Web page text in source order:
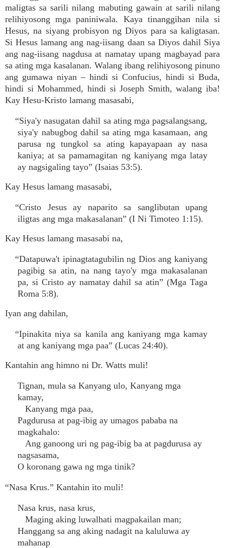
maligtas sa sarili nilang mabuting gawain at sarili nilang
relihiyosong mga paniniwala. Kaya tinanggihan nila si
Hesus, na siyang probisyon ng Diyos para sa kaligtasan.
Si Hesus lamang ang nag-iisang daan sa Diyos dahil Siya
ang nag-iisang nagdusa at namatay upang magbayad para
sa ating mga kasalanan. Walang ibang relihiyosong pinuno
ang gumawa niyan – hindi si Confucius, hindi si Buda,
hindi si Mohammed, hindi si Joseph Smith, walang iba!
Kay Hesu-Kristo lamang masasabi,
“Siya'y nasugatan dahil sa ating mga pagsalangsang,
siya'y nabugbog dahil sa ating mga kasamaan, ang
parusa ng tungkol sa ating kapayapaan ay nasa
kaniya; at sa pamamagitan ng kaniyang mga latay
ay nagsigaling tayo” (Isaias 53:5).
Kay Hesus lamang masasabi,
“Cristo Jesus ay naparito sa sanglibutan upang
iligtas ang mga makasalanan” (I Ni Timoteo 1:15).
Kay Hesus lamang masasabi na,
“Datapuwa't ipinagtatagubilin ng Dios ang kaniyang
pagibig sa atin, na nang tayo'y mga makasalanan
pa, si Cristo ay namatay dahil sa atin” (Mga Taga
Roma 5:8).
Iyan ang dahilan,
“Ipinakita niya sa kanila ang kaniyang mga kamay
at ang kaniyang mga paa” (Lucas 24:40).
Kantahin ang himno ni Dr. Watts muli!
Tignan, mula sa Kanyang ulo, Kanyang mga
kamay,
Kanyang mga paa,
Pagdurusa at pag-ibig ay umagos pababa na
magkahalo:
Ang ganoong uri ng pag-ibig ba at pagdurusa ay
nagsasama,
O koronang gawa ng mga tinik?
“Nasa Krus.” Kantahin ito muli!
Nasa krus, nasa krus,
Maging aking luwalhati magpakailan man;
Hanggang sa ang aking nadagit na kaluluwa ay
mahanap